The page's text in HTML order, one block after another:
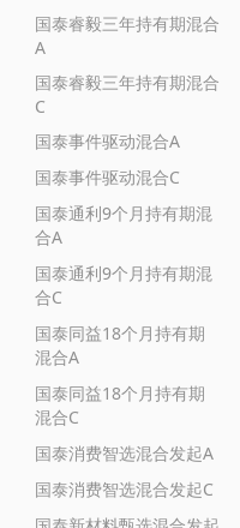
国泰睿毅三年持有期混合
A
国泰睿毅三年持有期混合
C
国泰事件驱动混合A
国泰事件驱动混合C
国泰通利9个月持有期混
合A
国泰通利9个月持有期混
合C
国泰同益18个月持有期
混合A
国泰同益18个月持有期
混合C
国泰消费智选混合发起A
国泰消费智选混合发起C